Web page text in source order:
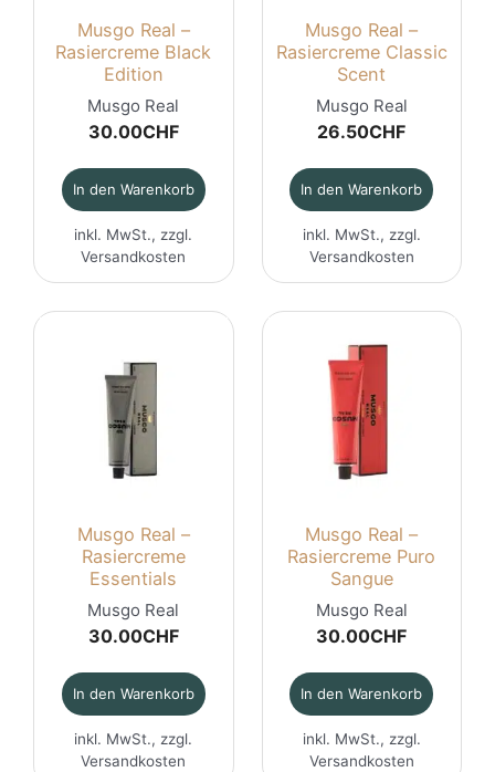
Musgo Real –
Rasiercreme Black
Edition
Musgo Real
30.00CHF
In den Warenkorb
inkl. MwSt., zzgl.
Versandkosten
Musgo Real –
Rasiercreme Classic
Scent
Musgo Real
26.50CHF
In den Warenkorb
inkl. MwSt., zzgl.
Versandkosten
Musgo Real –
Rasiercreme
Essentials
Musgo Real
30.00CHF
In den Warenkorb
inkl. MwSt., zzgl.
Versandkosten
Musgo Real –
Rasiercreme Puro
Sangue
Musgo Real
30.00CHF
In den Warenkorb
inkl. MwSt., zzgl.
Versandkosten